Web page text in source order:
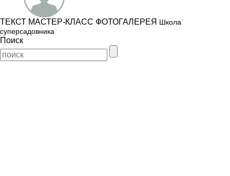
ТЕКСТ МАСТЕР-КЛАСС ФОТОГАЛЕРЕЯ Школа
суперсадовника
Поиск